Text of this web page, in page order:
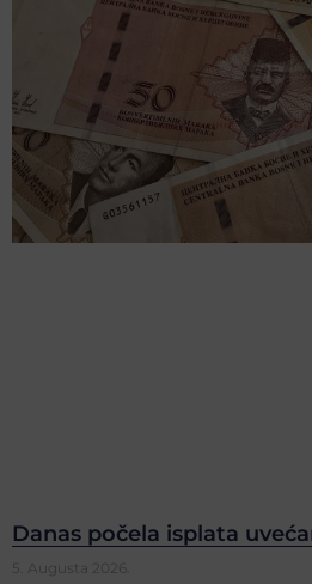
Danas počela isplata
5. Augusta 2026.